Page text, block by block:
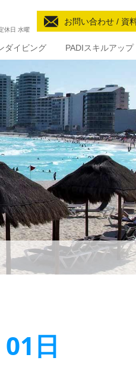
休日 水曜
お問い合わせ / 資
ダイビング PADIスキルアップ
日